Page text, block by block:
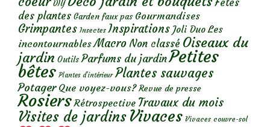
DIY
des plantes Garden faux pas Gourmandises
Grimpantes Insectes Inspirations Joli Duo Les
incontournables Macro Non classé Oiseaux du
jardin Outils Parfums du jardinPetites
bêtes Plantes d’intérieur Plantes sauvages
Potager Que voyez-vous? Revue de presse
Rosiers Rétrospective Travaux du mois
Visites de jardins Vivaces Vivaces couvre-sol